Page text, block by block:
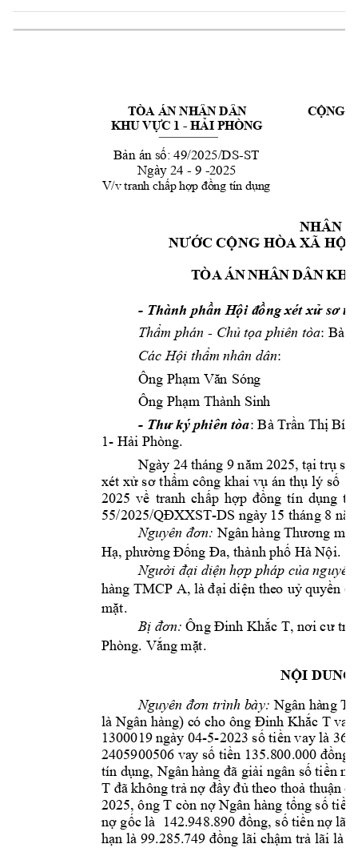
TÒA ÁN NHÂN DÂN
KHU VỰC 1 - HẢI PHÒNG
Bản án số: 49/2025/DS-ST
Ngày 24 - 9 -2025
V/v tranh chấp hợp đồng tín dụng
CỘNG
NHÂN
NƯỚC CỘNG HÒA XÃ HỘI
TÒAÁNNHÂN DÂNKH
- Thành phần Hội đồng xét xử sơ
Thẩm phán - Chủ tọa phiên tòa: Bà
Các Hội thẩm nhân dân:
Ông Phạm Văn Sóng
Ông Phạm Thành Sinh
- Thư ký phiên tòa: Bà Trần Thị
1- Hải Phòng.
Ngày 24 tháng 9 năm 2025, tại trụ
xét xử sơ thẩm công khai vụ án thụ lý số
2025 về tranh chấp hợp đồng tín dụng
55/2025/QĐXXST-DS ngày 15 tháng 8 nă
Nguyên đơn: Ngân hàng Thương mạ
Hạ, phường Đống Đa, thành phố Hà Nội.
Người đại diện hợp pháp của
hàng TMCP A, là đại diện theo uỷ quyền
mặt.
Bị đơn: Ông Đinh Khắc T, nơi cư trú
Phòng. Vắng mặt.
NỘI
Nguyên đơn trình bày: Ngân hàng
là Ngân hàng) có cho ông Đinh Khắc T vay
1300019 ngày 04-5-2023 số tiền vay là
2405900506 vay số tiền 135.800.000 đồng
tín dụng, Ngân hàng đã giải ngân số tiền n
T đã không trả nợ đầy đủ theo thoả thuận
2025, ông T còn nợ Ngân hàng tổng số tiền
nợ gốc là 142.948.890 đồng, số tiền nợ lãi
hạn là 99.285.749 đồng lãi chậm trả lãi là